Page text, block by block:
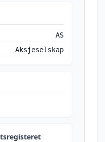
AS
Aksjeselskap